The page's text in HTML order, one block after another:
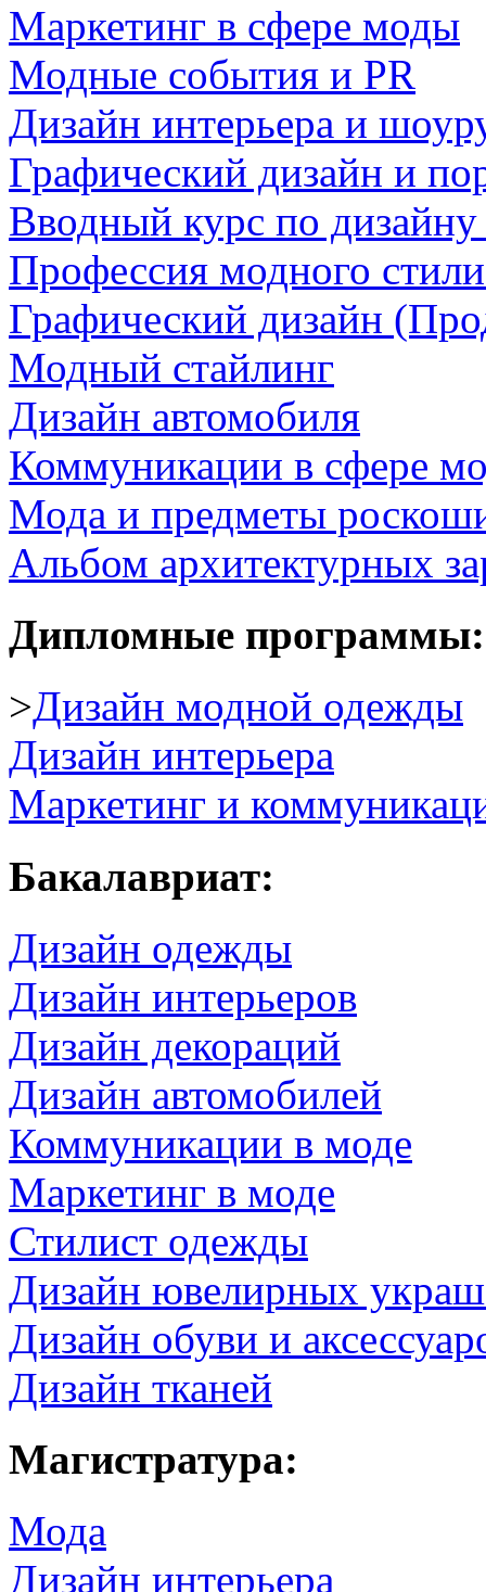
Маркетинг в сфере моды
Модные события и PR
Дизайн интерьера и
Графический дизайн и
Вводный курс по дизайну
Профессия модного
Графический дизайн
Модный стайлинг
Дизайн автомобиля
Коммуникации в сфере
Мода и предметы
Альбом архитектурных
Дипломные программы:
>Дизайн модной одежды
Дизайн интерьера
Маркетинг и
Бакалавриат:
Дизайн одежды
Дизайн интерьеров
Дизайн декораций
Дизайн автомобилей
Коммуникации в моде
Маркетинг в моде
Стилист одежды
Дизайн ювелирных
Дизайн обуви и
Дизайн тканей
Магистратура:
Мода
Дизайн интерьера